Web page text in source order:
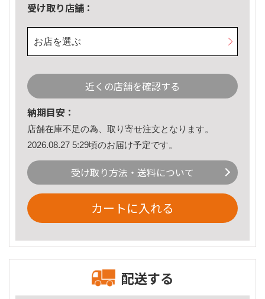
受け取り店舗：
お店を選ぶ
近くの店舗を確認する
納期目安：
店舗在庫不足の為、取り寄せ注文となります。
2026.08.27 5:29頃のお届け予定です。
受け取り方法・送料について
カートに入れる
配送する